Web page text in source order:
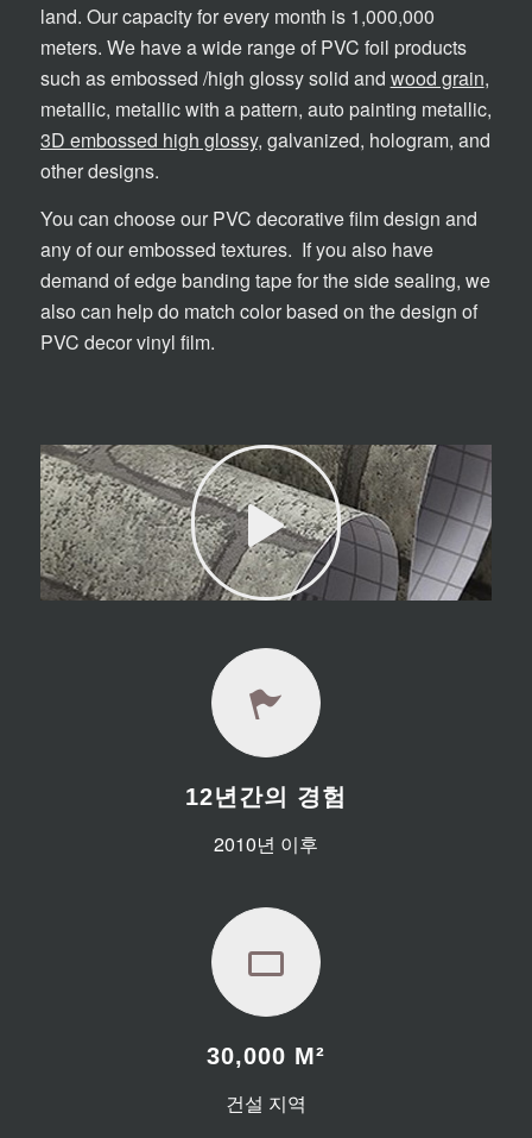
land. Our capacity for every month is 1,000,000
meters. We have a wide range of PVC foil products
such as embossed /high glossy solid and wood grain,
metallic, metallic with a pattern, auto painting metallic,
3D embossed high glossy, galvanized, hologram, and
other designs.
You can choose our PVC decorative film design and
any of our embossed textures. If you also have
demand of edge banding tape for the side sealing, we
also can help do match color based on the design of
PVC decor vinyl film.
12년간의 경험
2010년 이후
30,000 M²
건설 지역